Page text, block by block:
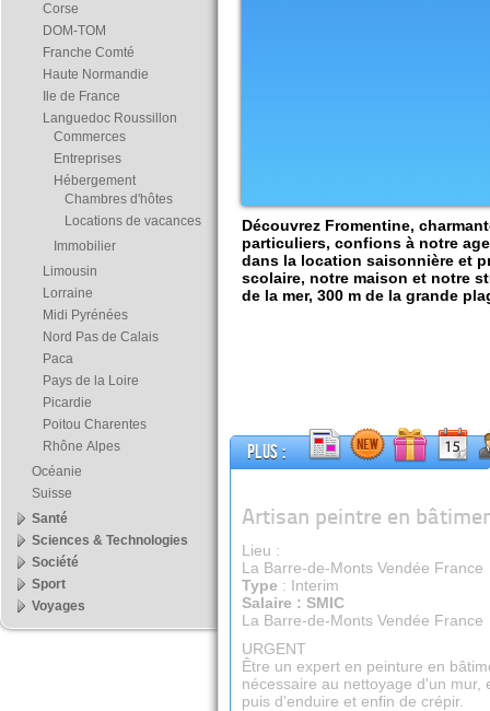
Découvrez Fromentine,
particuliers, confions à notre
dans la location saisonnière et
scolaire, notre maison et notre
de la mer, 300 m de la grande
Plus :
Artisan peintre en
Lieu :
La Barre-de-Monts Vendée France
Type : Interim
Salaire : SMIC
La Barre-de-Monts Vendée France
URGENT
Être un expert en peinture en
nécessaire au nettoyage d'un
puis d'enduire et enfin de crépir.
Corse
DOM-TOM
Franche Comté
Haute Normandie
Ile de France
Languedoc Roussillon
Commerces
Entreprises
Hébergement
Chambres d'hôtes
Locations de vacances
Immobilier
Limousin
Lorraine
Midi Pyrénées
Nord Pas de Calais
Paca
Pays de la Loire
Picardie
Poitou Charentes
Rhône Alpes
Océanie
Suisse
Santé
Sciences & Technologies
Société
Sport
Voyages